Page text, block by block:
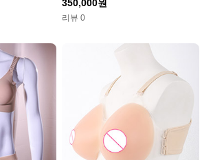
350,000원
리뷰 0